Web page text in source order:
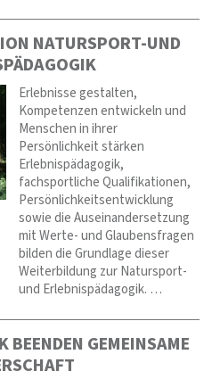
NATURSPORT-UND
Erlebnisse gestalten,
Kompetenzen entwickeln und
Menschen in ihrer
Persönlichkeit stärken
Erlebnispädagogik,
fachsportliche Qualifikationen,
Persönlichkeitsentwicklung
sowie die Auseinandersetzung
mit Werte- und Glaubensfragen
bilden die Grundlage dieser
Weiterbildung zur Natursport-
und Erlebnispädagogik. …
BEENDEN GEMEINSAME